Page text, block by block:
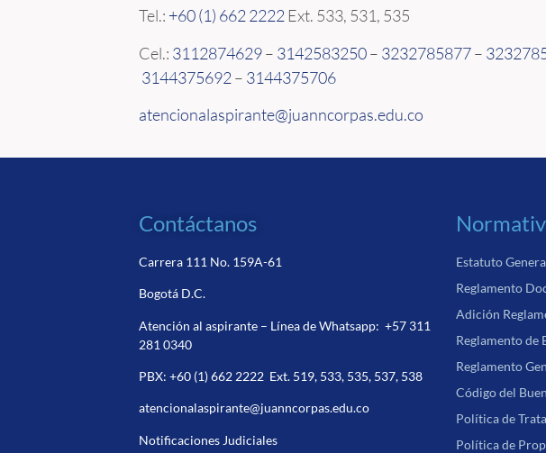
Tel.: +60 (1) 662 2222 Ext. 533, 531, 535
Cel.: 3112874629– 3142583250– 3232785877–
3144375692 – 3144375706
atencionalaspirante@juanncorpas.edu.co
Contáctanos
Carrera 111 No. 159A-61
Bogotá D.C.
Atención al aspirante – Línea de Whatsapp:+57 311
281 0340
PBX:+60 (1) 662 2222 Ext. 519, 533, 535, 537, 538
atencionalaspirante@juanncorpas.edu.co
Notificaciones Judiciales
Estatuto
Reglamento
Adición
Reglamento de
Reglamento
Código del
Política de
Política de